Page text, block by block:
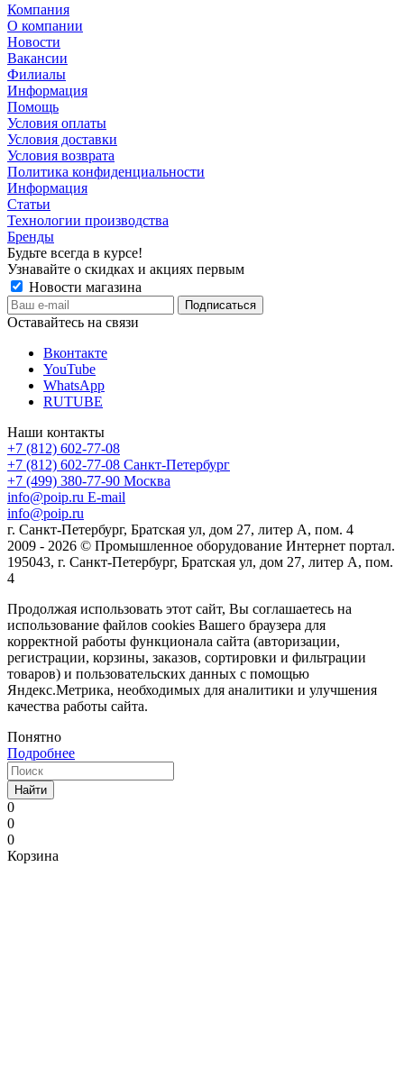
Компания
О компании
Новости
Вакансии
Филиалы
Информация
Помощь
Условия оплаты
Условия доставки
Условия возврата
Политика конфиденциальности
Информация
Статьи
Технологии производства
Бренды
Будьте всегда в курсе!
Узнавайте о скидках и акциях первым
Новости магазина
Оставайтесь на связи
Вконтакте
YouTube
WhatsApp
RUTUBE
Наши контакты
+7 (812) 602-77-08
+7 (812) 602-77-08 Санкт-Петербург
+7 (499) 380-77-90 Москва
info@poip.ru E-mail
info@poip.ru
г. Санкт-Петербург, Братская ул, дом 27, литер А, пом. 4
2009 - 2026 © Промышленное оборудование Интернет портал.
195043, г. Санкт-Петербург, Братская ул, дом 27, литер А, пом.
4
Продолжая использовать этот сайт, Вы соглашаетесь на
использование файлов cookies Вашего браузера для
корректной работы функционала сайта (авторизации,
регистрации, корзины, заказов, сортировки и фильтрации
товаров) и пользовательских данных с помощью
Яндекс.Метрика, необходимых для аналитики и улучшения
качества работы сайта.
Понятно
Подробнее
Найти
0
0
0
Корзина